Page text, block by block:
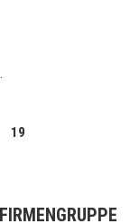
19